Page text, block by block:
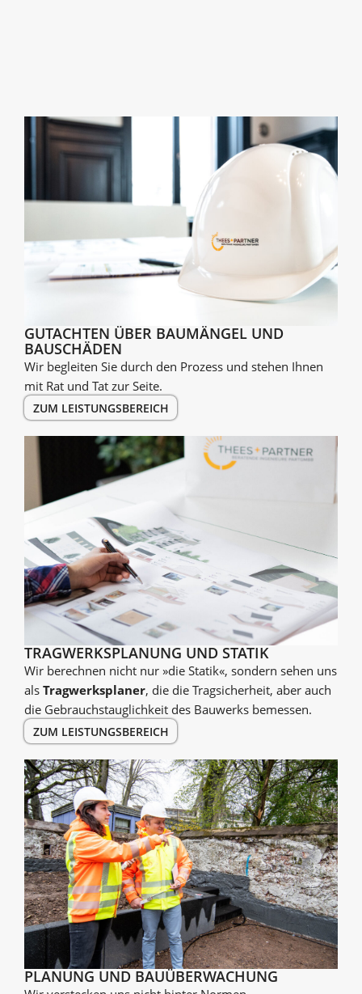
GUTACHTEN ÜBER BAU­MÄNGEL UND
BAUSCHÄDEN
Wir begleiten Sie durch den Prozess und stehen Ihnen
mit Rat und Tat zur Seite.
ZUM LEISTUNGSBEREICH
TRAGWERKS­PLANUNG UND STATIK
Wir berechnen nicht nur »die Statik«, sondern sehen uns
als Tragwerksplaner, die die Tragsicherheit, aber auch
die Gebrauchstauglichkeit des Bau­­werks bemessen.
ZUM LEISTUNGSBEREICH
PLANUNG UND BAU­ÜBER­WACHUNG